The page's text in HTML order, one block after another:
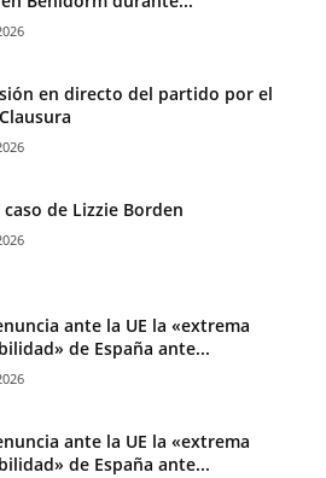
en directo del partido por el
caso de Lizzie Borden
ante la UE la «extrema
de España ante...
ante la UE la «extrema
de España ante...